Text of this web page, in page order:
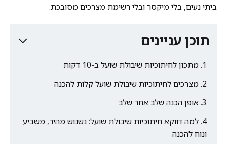
ביתי נעים, בלי מיקסר ובלי רשימת מצרכים מסובכת.
תוכן עניינים
מתכון לחיתוכיות שיבולת שועל ב-10 דקות
מצרכים לחיתוכיות שיבולת שועל קלות להכנה
אופן הכנה שלב אחר שלב
למה דווקא חיתוכיות שיבולת שועל: נשנוש מהיר, משביע
ונוח להכנה